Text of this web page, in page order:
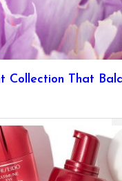
Collection That